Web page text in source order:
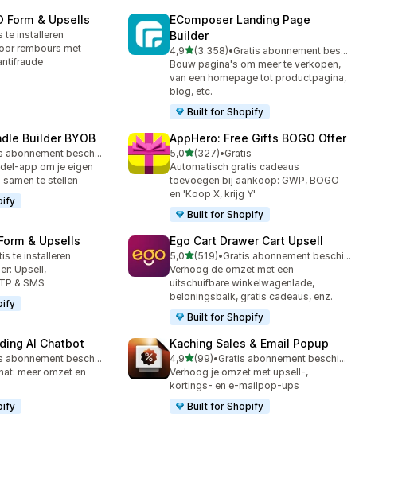
Form & Upsells
te installeren
rembours met
EComposer Landing Page
Builder
4,9van 5 sterren
(3.358)
3358 recensies in totaal
•
Gratis abonnement beschikbaar
Bouw pagina's om meer te verkopen,
van een homepage tot productpagina,
blog, etc.
Built for Shopify
Builder BYOB
Gratis abonnement beschikbaar
app om je eigen
te stellen
AppHero: Free Gifts BOGO Offer
5,0van 5 sterren
(327)
327 recensies in totaal
•Gratis
Automatisch gratis cadeaus
toevoegen bij aankoop: GWP, BOGO
en 'Koop X, krijg Y'
Built for Shopify
& Upsells
totaal
te installeren
Upsell,
& SMS
Ego Cart Drawer Cart Upsell
5,0van 5 sterren
(519)
519 recensies in totaal
•
Gratis abonnement beschikbaar
Verhoog de omzet met een
uitschuifbare winkelwagenlade,
beloningsbalk, gratis cadeaus, enz.
Built for Shopify
AI Chatbot
Gratis abonnement beschikbaar
meer omzet en
Kaching Sales & Email Popup
4,9van 5 sterren
(99)
99 recensies in totaal
•
Gratis abonnement beschikbaar
Verhoog je omzet met upsell-,
kortings- en e-mailpop-ups
Built for Shopify